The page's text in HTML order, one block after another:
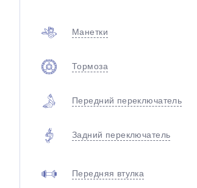
Манетки
Тормоза
Передний переключатель
Задний переключатель
Передняя втулка